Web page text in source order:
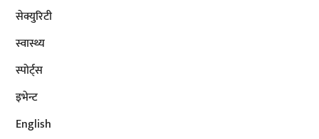
सेक्युरिटी
स्वास्थ्य
स्पोर्ट्स
इभेन्ट
English